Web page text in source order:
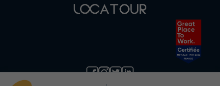
(1) Annulation gratuite jusqu’à 30 jours avant la date de début de votre séjour (sans justificatif et